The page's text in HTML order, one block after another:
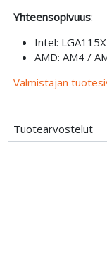
Yhteensopivuus:
Intel:
AMD: AM4 /
Valmistajan
Tuotearvostelut